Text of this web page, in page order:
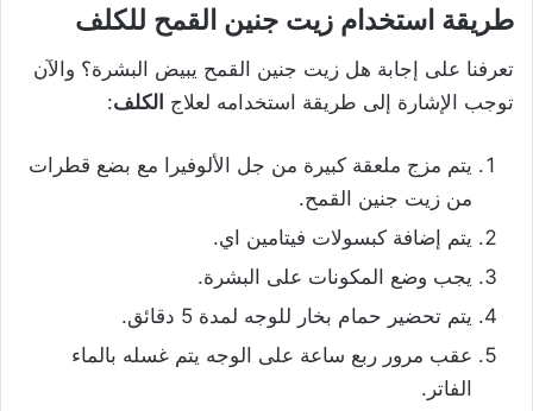
طريقة استخدام زيت جنين القمح للكلف
تعرفنا على إجابة هل زيت جنين القمح يبيض البشرة؟ والآن
توجب الإشارة إلى طريقة استخدامه لعلاج الكلف:
يتم مزج ملعقة كبيرة من جل الألوفيرا مع بضع قطرات
من زيت جنين القمح.
يتم إضافة كبسولات فيتامين اي.
يجب وضع المكونات على البشرة.
يتم تحضير حمام بخار للوجه لمدة 5 دقائق.
عقب مرور ربع ساعة على الوجه يتم غسله بالماء
الفاتر.